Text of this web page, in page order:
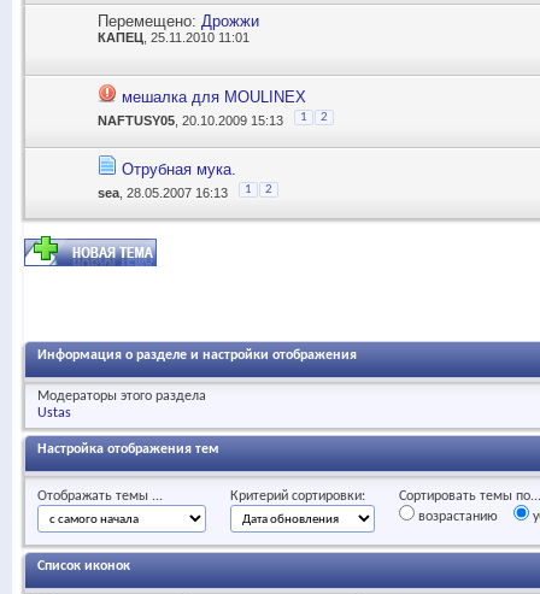
Перемещено: Дрожжи
КАПЕЦ , 25.11.2010 11:01
мешалка для MOULINEX
NAFTUSY05 , 20.10.2009 15:13 1 2
Отрубная мука.
sea , 28.05.2007 16:13 1 2
Информация о разделе и настройки отображения
Модераторы этого раздела
Ustas
Настройка отображения тем
Отображать темы ... Критерий сортировки:
Сортировать темы по...
возрастанию
Список иконок